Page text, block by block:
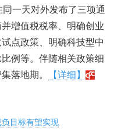
一天对外发布了三项通
增值税税率、明确创业
点政策、明确科技型中
例等。伴随相关政策细
落地期。
【详细】
目标有望实现